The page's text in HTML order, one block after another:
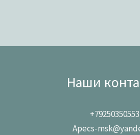
Наши
+79250350553
Apecs-